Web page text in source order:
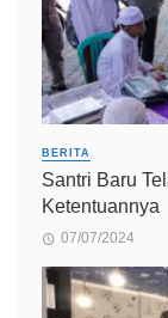
BERITA
Santri Baru
Ketentuannya
07/07/2024